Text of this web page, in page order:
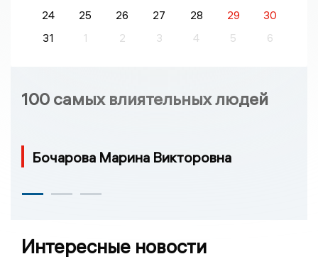
24
25 26 27 28 29
30
31
1 2 3 4 5 6
100 самых влиятельных людей
Бочарова Марина Викторовна
Интересные новости